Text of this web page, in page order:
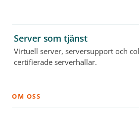
Server som tjänst
Virtuell server, serversupport och
certifierade serverhallar.
OM OSS